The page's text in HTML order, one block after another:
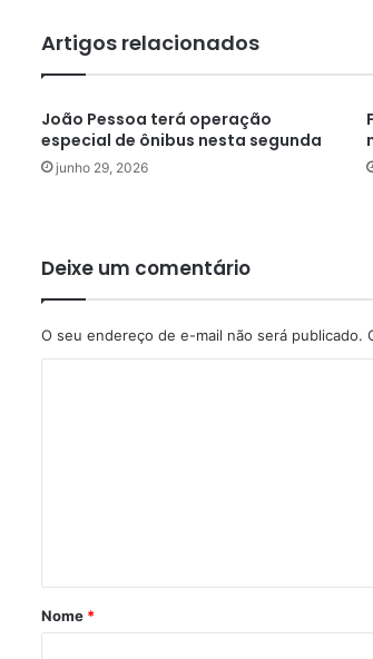
Artigos relacionados
João Pessoa terá operação
especial de ônibus nesta segunda
junho 29, 2026
Deixe um comentário
O seu endereço de e-mail não será publicado.
rNome *